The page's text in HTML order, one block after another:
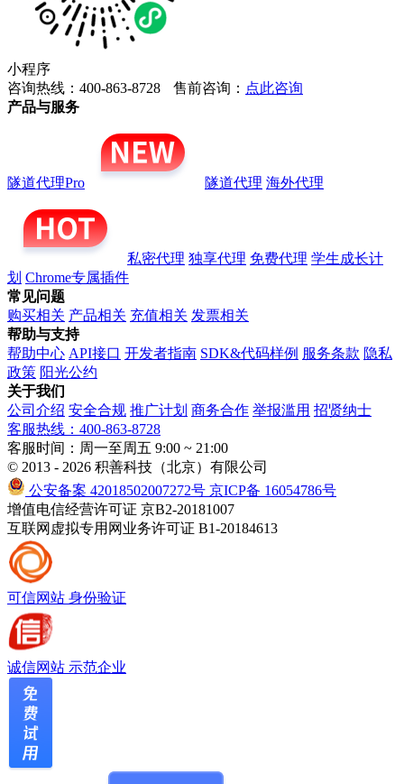
小程序
咨询热线：400-863-8728
售前咨询： 点此咨询
产品与服务
隧道代理Pro 隧道代理 海外代理
私密代理 独享代理 免费代理 学生成长计
划 Chrome专属插件
常见问题
购买相关 产品相关 充值相关 发票相关
帮助与支持
帮助中心 API接口 开发者指南 SDK&代码样例 服务条款 隐私
政策 阳光公约
关于我们
公司介绍 安全合规 推广计划 商务合作 举报滥用 招贤纳士
客服热线：400-863-8728
客服时间：周一至周五 9:00 ~ 21:00
© 2013 - 2026 积善科技（北京）有限公司
公安备案 42018502007272号 京ICP备 16054786号
增值电信经营许可证 京B2-20181007
互联网虚拟专用网业务许可证 B1-20184613
可信网站 身份验证
诚信网站 示范企业